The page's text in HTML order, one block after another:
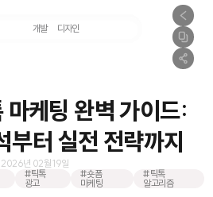
개발 디자인
케팅 완벽 가이드:
부터 실전 전략까지
2026년 02월 19일
#틱톡
광고
#숏폼
마케팅
#틱톡
알고리즘